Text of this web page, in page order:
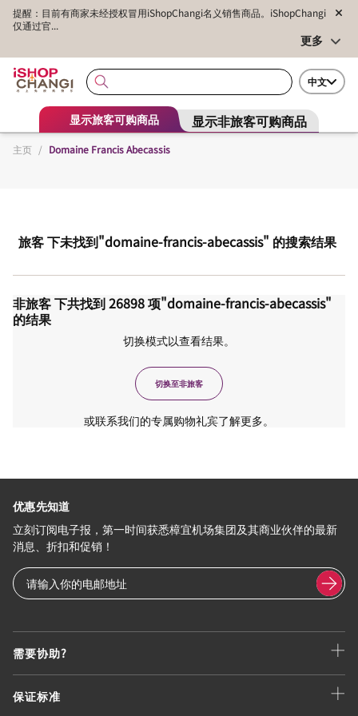
提醒：目前有商家未经授权冒用iShopChangi名义销售商品。iShopChangi
仅通过官...
更多
中文
显示旅客可购商品 显示非旅客可购商品
主页 / Domaine Francis Abecassis
旅客下未找到"domaine-francis-abecassis" 的搜索结果
非旅客下共找到26898项"domaine-francis-abecassis"
的结果
切换模式以查看结果。
切换至非旅客
或联系我们的专属购物礼宾了解更多。
需要协助?
保证标准
优惠先知道
立刻订阅电子报，第一时间获悉樟宜机场集团及其商业伙伴的最新
消息、折扣和促销！